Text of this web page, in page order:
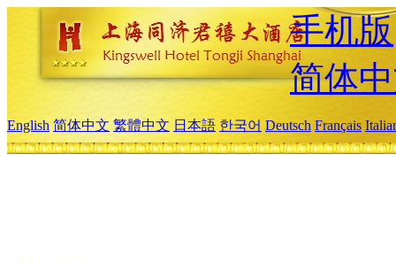
手机版
简体
English 简体中文 繁體中文 日本語 한국어 Deutsch Français